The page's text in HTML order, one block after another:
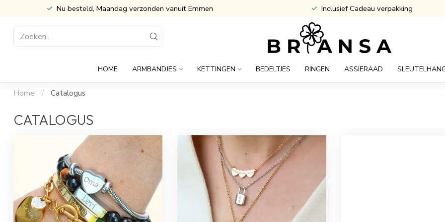
Nu besteld, Maandag verzonden vanuit Emmen Inclusief Cadeau verpakking
HOME ARMBANDJES KETTINGEN BEDELTJES RINGEN ASSIERAAD
Home / Catalogus
CATALOGUS